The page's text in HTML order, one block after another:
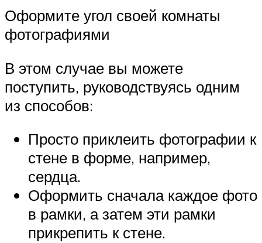
Оформите угол своей комнаты
фотографиями
В этом случае вы можете
поступить, руководствуясь одним
из способов:
Просто приклеить фотографии к
стене в форме, например,
сердца.
Оформить сначала каждое фото
в рамки, а затем эти рамки
прикрепить к стене.